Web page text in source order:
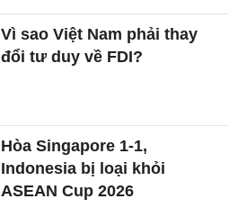
Vì sao Việt Nam phải thay
đổi tư duy về FDI?
Hòa Singapore 1-1,
Indonesia bị loại khỏi
ASEAN Cup 2026